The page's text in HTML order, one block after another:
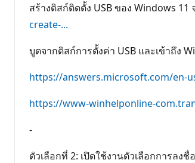
สร้างดิสก์ติดตั้ง USB ของ Windows
create-...
บูตจากดิสก์การตั้งค่า USB และเข้าถึง
https://answers.microsoft.com/en-
https://www-winhelponline-
-
ตัวเลือกที่ 2: เปิดใช้งานตัวเลือกการลง